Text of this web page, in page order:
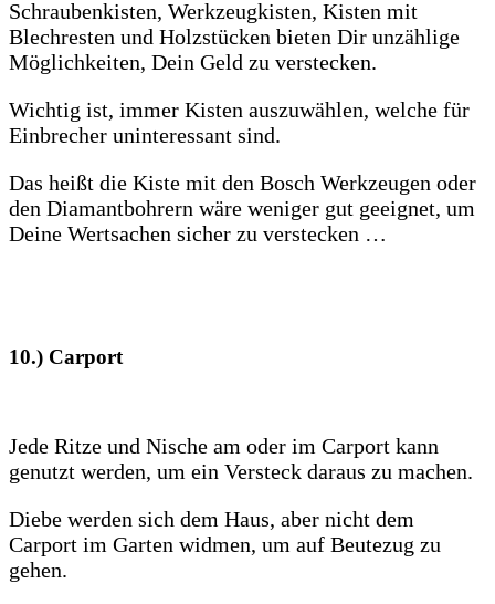
Schraubenkisten, Werkzeugkisten, Kisten mit
Blechresten und Holzstücken bieten Dir unzählige
Möglichkeiten, Dein Geld zu verstecken.
Wichtig ist, immer Kisten auszuwählen, welche für
Einbrecher uninteressant sind.
Das heißt die Kiste mit den Bosch Werkzeugen oder
den Diamantbohrern wäre weniger gut geeignet, um
Deine Wertsachen sicher zu verstecken …
10.) Carport
Jede Ritze und Nische am oder im Carport kann
genutzt werden, um ein Versteck daraus zu machen.
Diebe werden sich dem Haus, aber nicht dem
Carport im Garten widmen, um auf Beutezug zu
gehen.